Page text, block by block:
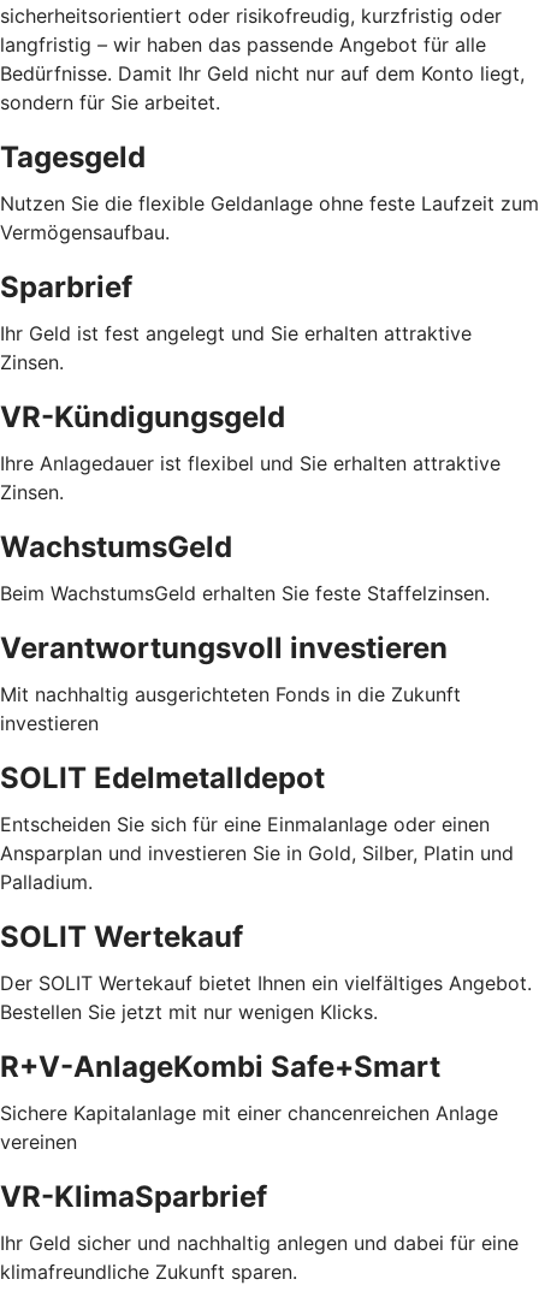
sicherheitsorientiert oder risikofreudig, kurzfristig oder
langfristig – wir haben das passende Angebot für alle
Bedürfnisse. Damit Ihr Geld nicht nur auf dem Konto liegt,
sondern für Sie arbeitet.
Tagesgeld
Nutzen Sie die flexible Geldanlage ohne feste Laufzeit zum
Vermögensaufbau.
Sparbrief
Ihr Geld ist fest angelegt und Sie erhalten attraktive
Zinsen.
VR-Kündigungsgeld
Ihre Anlagedauer ist flexibel und Sie erhalten attraktive
Zinsen.
WachstumsGeld
Beim WachstumsGeld erhalten Sie feste Staffelzinsen.
Verantwortungsvoll investieren
Mit nachhaltig ausgerichteten Fonds in die Zukunft
investieren
SOLIT Edelmetalldepot
Entscheiden Sie sich für eine Einmalanlage oder einen
Ansparplan und investieren Sie in Gold, Silber, Platin und
Palladium.
SOLIT Wertekauf
Der SOLIT Wertekauf bietet Ihnen ein vielfältiges Angebot.
Bestellen Sie jetzt mit nur wenigen Klicks.
R+V-AnlageKombi Safe+Smart
Sichere Kapitalanlage mit einer chancenreichen Anlage
vereinen
VR-KlimaSparbrief
Ihr Geld sicher und nachhaltig anlegen und dabei für eine
klimafreundliche Zukunft sparen.